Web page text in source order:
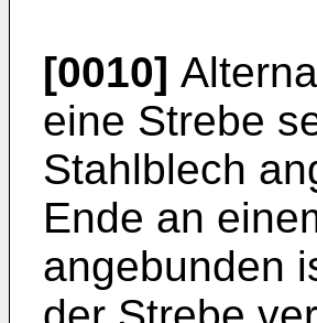
[0010]
eine Strebe
Stahlblech
Ende an
angebunden